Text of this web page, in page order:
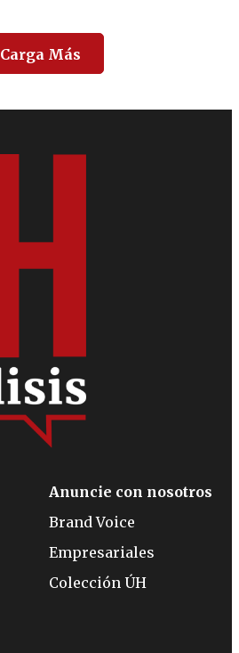
Carga Más
Anuncie con nosotros
Brand Voice
Empresariales
Colección ÚH